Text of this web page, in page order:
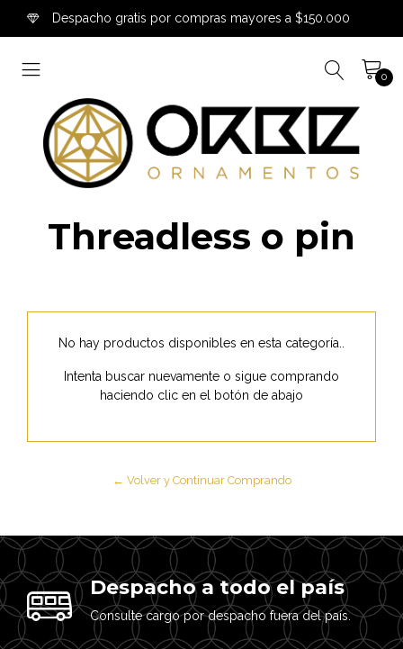
Despacho gratis por compras mayores a $150.000
0
Threadless o pin
No hay productos disponibles en esta categoría..
Intenta buscar nuevamente o sigue comprando
haciendo clic en el botón de abajo
← Volver y Continuar Comprando
Despacho a todo el país
Consulte cargo por despacho fuera del país.